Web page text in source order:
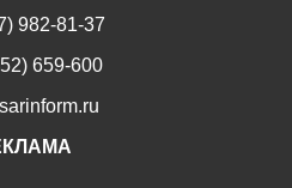
982-81-37
659-600